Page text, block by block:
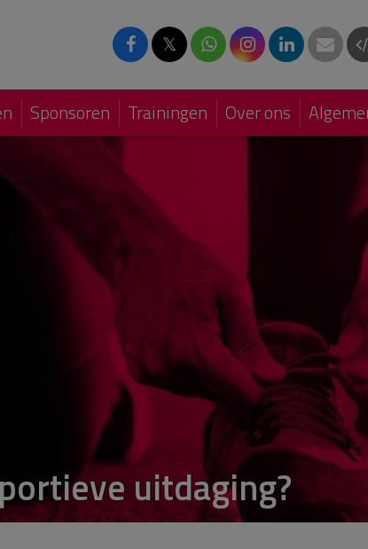
𝕏
Sponsoren Trainingen Over ons
uitdaging?